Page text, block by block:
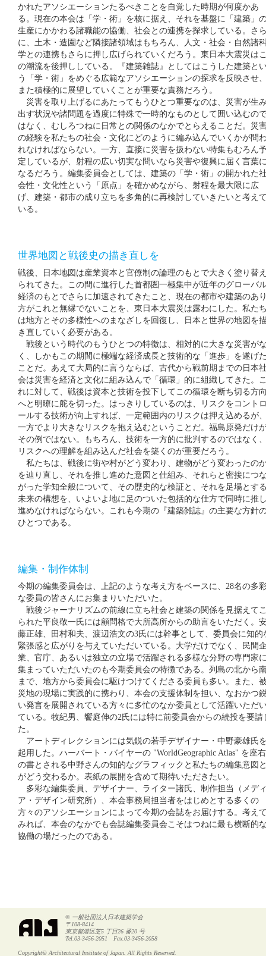
かれたアソシエーションたるべきことを自覚した時期が何度かあ
る。現在の本会は「学・術」を核に据え、それを基盤に「建築」
生産にかかわる諸職能の協働、社会との連携を探求している。さ
に、土木・造園など隣接諸領域はもちろん、人文・社会・自然諸
学との連携もさらに押し広げられていくだろう。東日本大震災は
の潮流を後押ししている。『建築雑誌』としてはこうした建築と
う「学・術」をめぐる広範なアソシエーションの探求を反映させ
また積極的に展望していくことが重要な責務だろう。
災害を取り上げるにあたってもうひとつ重要なのは、災害が生
出す状況や諸問題を過度に特殊で一時的なものとして囲い込むの
はなく、むしろつねに日常との関係のなかでとらえることだ。災
の経験を私たちの社会・文化にどのように編み込んでいくかが問
れなければならない。一方、直接に災害を扱わない特集もむろん
定しているが、射程の広い切実な問いなら災害や復興に届く言葉
なるだろう。編集委員会としては、建築の「学・術」の開かれた
会性・文化性という「原点」を確かめながら、射程を最大限に広
げ、建築・都市の成り立ちを多角的に再検討していきたいと考え
いる。
世界地図と戦後史の描き直しを
戦後、日本地図は産業資本と官僚制の論理のもとで大きく塗り替
られてきた。この間に進行した首都圏一極集中が近年のグローバ
経済のもとでさらに加速されてきたこと、現在の都市や建築のあ
方がこれと無縁でないことを、東日本大震災は露わにした。私た
は地方とその多様性へのまなざしを回復し、日本と世界の地図を
き直していく必要がある。
戦後という時代のもうひとつの特徴は、相対的に大きな災害が
く、しかもこの期間に極端な経済成長と技術的な「進歩」を遂げ
ことだ。あえて大局的に言うならば、古代から戦前期までの日本
会は災害を経済と文化に組み込んで「循環」的に組織してきた。
れに対して、戦後は資本と技術を投下してこの循環を断ち切る方
へと明瞭に舵を切った。はっきりしているのは、リスクをコント
ールする技術が向上すれば、一定範囲内のリスクは押え込めるが
一方でより大きなリスクを抱え込むということだ。福島原発だけ
その例ではない。もちろん、技術を一方的に批判するのではなく
リスクへの理解を組み込んだ社会を築くのが重要だろう。
私たちは、戦後に街や村がどう変わり、建物がどう変わったの
を辿り直し、それを推し進めた意図と仕組み、それらと密接につ
がった学知全般について、その歴史的な検証と、それを足場とす
未来の構想を、いよいよ地に足のついた包括的な仕方で同時に推
進めなければならない。これも今期の『建築雑誌』の主要な方針
ひとつである。
編集・制作体制
今期の編集委員会は、上記のような考え方をベースに、28名の多
な委員の皆さんにお集まりいただいた。
戦後ジャーナリズムの前線に立ち社会と建築の関係を見据えて
られた平良敬一氏には顧問格で大所高所からの助言をいただく。
藤正雄、田村和夫、渡辺浩文の3氏には幹事として、委員会に知的
緊張感と広がりを与えていただいている。大学だけでなく、民間
業、官庁、あるいは独立の立場で活躍される多様な分野の専門家
集まっていただいたのも今期委員会の特徴である。列島の北から
まで、地方から委員会に駆けつけてくださる委員も多い。また、
災地の現場に実践的に携わり、本会の支援体制を担い、なおかつ
い発言を展開されている方々に多忙のなか委員として活躍いただ
ている。牧紀男、饗庭伸の2氏には特に前委員会からの続投を要請
た。
アートディレクションには気鋭の若手デザイナー・中野豪雄氏
起用した。ハーバート・バイヤーの "WorldGeographic Atlas" を座右
の書とされる中野さんの知的なグラフィックと私たちの編集意図
がどう交わるか。表紙の展開を含めて期待いただきたい。
多彩な編集委員、デザイナー、ライター諸氏、制作担当（メデ
ア・デザイン研究所）、本会事務局担当者をはじめとする多くの
方々のアソシエーションによって今期の会誌をお届けする。考え
みれば、本会のなかでも会誌編集委員会こそはつねに最も横断的
協働の場だったのである。
© 一般社団法人日本建築学会
〒108-8414
東京都港区芝5 丁目26 番20 号
Tel.03-3456-2051 Fax.03-3456-2058
Copyright© Architectural Institute of Japan. All Rights Reserved.